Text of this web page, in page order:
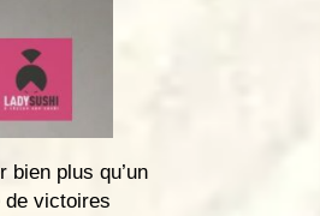
plus qu’un
de victoires